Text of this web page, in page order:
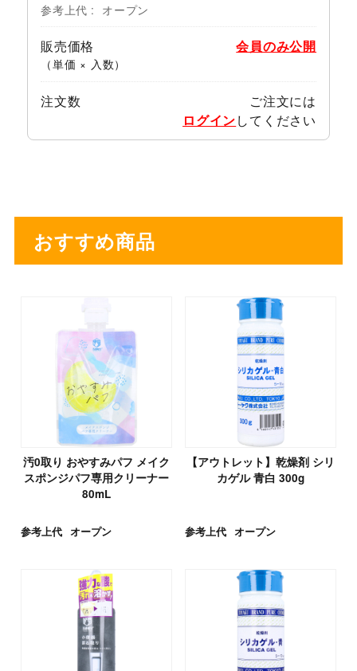
参考上代
オープン
販売価格
（単価 × 入数）
会員のみ公開
注文数
ご注文には
ログインしてください
おすすめ商品
汚0取り おやすみパフ メイク
スポンジパフ専用クリーナー
80mL
参考上代 オープン
【アウトレット】乾燥剤 シリ
カゲル 青白 300g
参考上代 オープン